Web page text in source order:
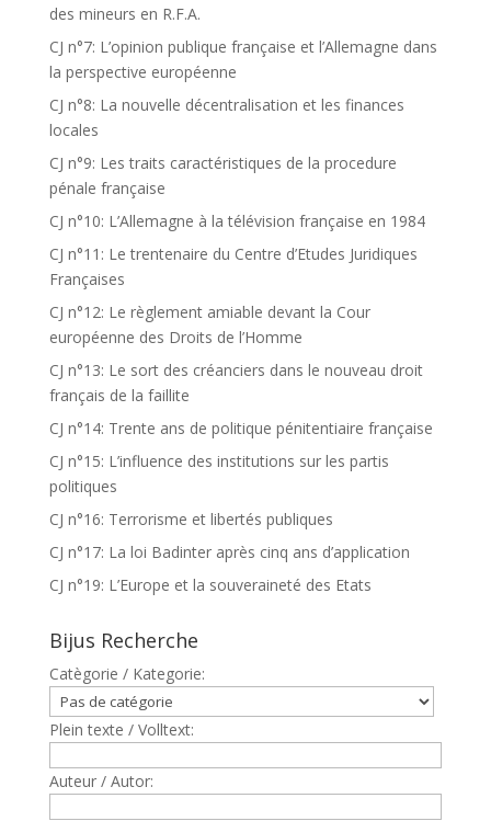
des mineurs en R.F.A.
CJ n°7: L’opinion publique française et l’Allemagne dans
la perspective européenne
CJ n°8: La nouvelle décentralisation et les finances
locales
CJ n°9: Les traits caractéristiques de la procedure
pénale française
CJ n°10: L’Allemagne à la télévision française en 1984
CJ n°11: Le trentenaire du Centre d’Etudes Juridiques
Françaises
CJ n°12: Le règlement amiable devant la Cour
européenne des Droits de l’Homme
CJ n°13: Le sort des créanciers dans le nouveau droit
français de la faillite
CJ n°14: Trente ans de politique pénitentiaire française
CJ n°15: L’influence des institutions sur les partis
politiques
CJ n°16: Terrorisme et libertés publiques
CJ n°17: La loi Badinter après cinq ans d’application
CJ n°19: L’Europe et la souveraineté des Etats
Bijus Recherche
Catègorie / Kategorie:
Plein texte / Volltext:
Auteur / Autor: